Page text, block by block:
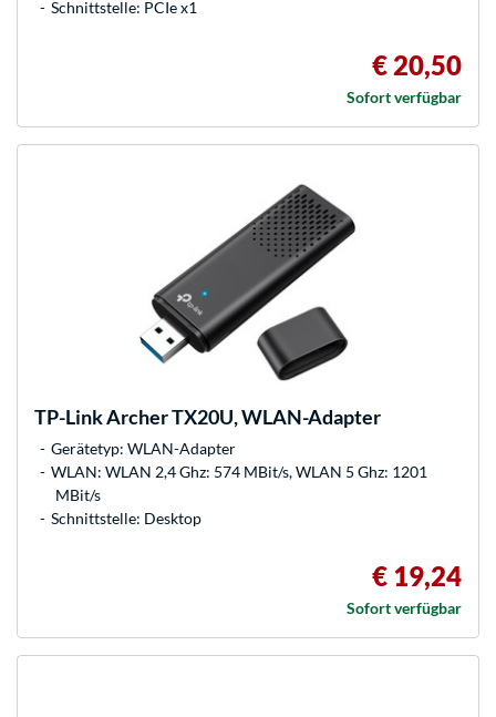
Schnittstelle: PCIe x1
€ 20,50
Sofort verfügbar
TP-LinkArcher TX20U, WLAN-Adapter
Gerätetyp: WLAN-Adapter
WLAN: WLAN 2,4 Ghz: 574 MBit/s, WLAN 5 Ghz: 1201
MBit/s
Schnittstelle: Desktop
€ 19,24
Sofort verfügbar